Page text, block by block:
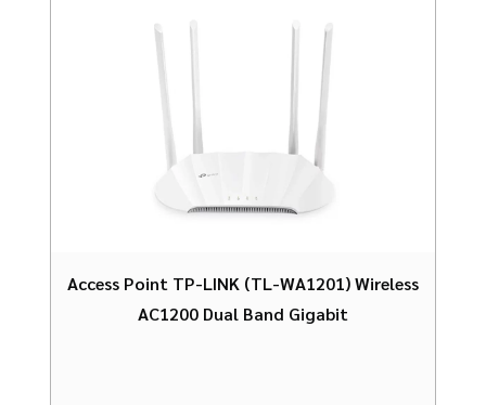
Access Point TP-LINK (TL-WA1201) Wireless
AC1200 Dual Band Gigabit